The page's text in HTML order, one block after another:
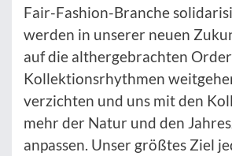
Fair-Fashion-Branche
werden in unserer neuen
auf die althergebrachten
Kollektionsrhythmen
verzichten und uns mit den
mehr der Natur und den
anpassen. Unser größtes Ziel